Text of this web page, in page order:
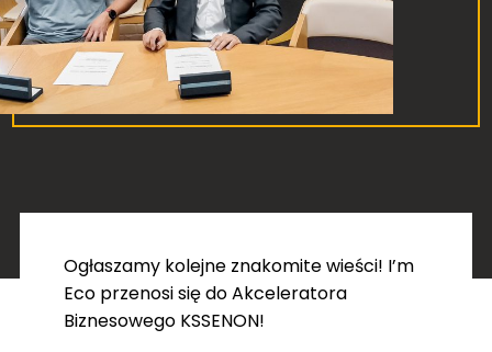
Ogłaszamy kolejne znakomite wieści! I’m
Eco przenosi się do Akceleratora
Biznesowego KSSENON!